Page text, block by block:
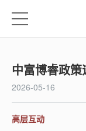
中富博睿政策
2026-05-16
高层互动